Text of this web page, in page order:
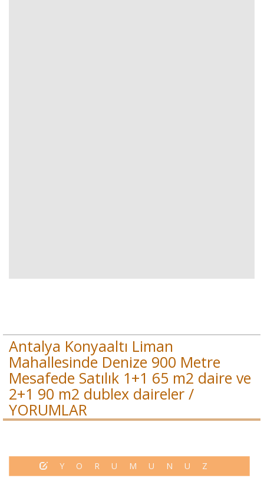
Antalya Konyaaltı Liman
Mahallesinde Denize 900 Metre
Mesafede Satılık 1+1 65 m2 daire ve
2+1 90 m2 dublex daireler /
YORUMLAR
YORUMUNUZ